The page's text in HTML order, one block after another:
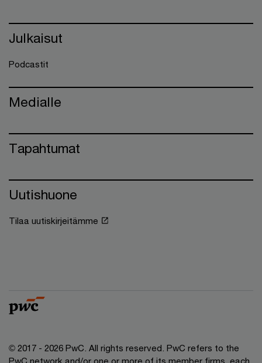
Julkaisut
Podcastit
Medialle
Tapahtumat
Uutishuone
Tilaa uutiskirjeitämme
© 2017 - 2026 PwC. All rights reserved. PwC refers to the
PwC network and/or one or more of its member firms, each